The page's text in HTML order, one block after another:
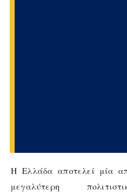
Η Ελλάδα αποτελεί μία
μεγαλύτερη